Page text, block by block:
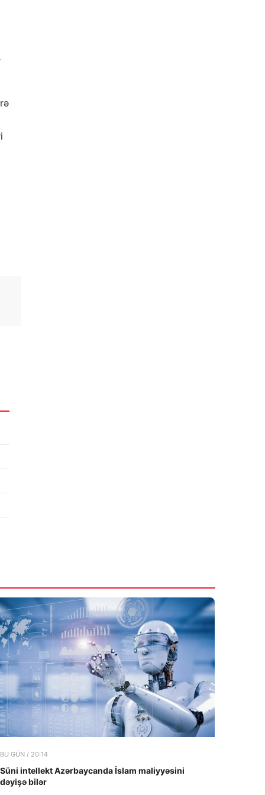
BU GÜN / 20:14
Süni intellekt Azərbaycanda İslam maliyyəsini
dəyişə bilər